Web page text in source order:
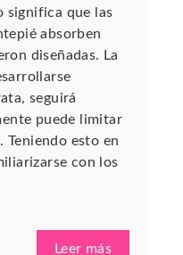
significa que las
absorben
diseñadas. La
seguirá
puede limitar
Teniendo esto en
con los
Leer más